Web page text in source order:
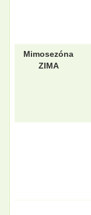
Mimosezóna
ZIMA